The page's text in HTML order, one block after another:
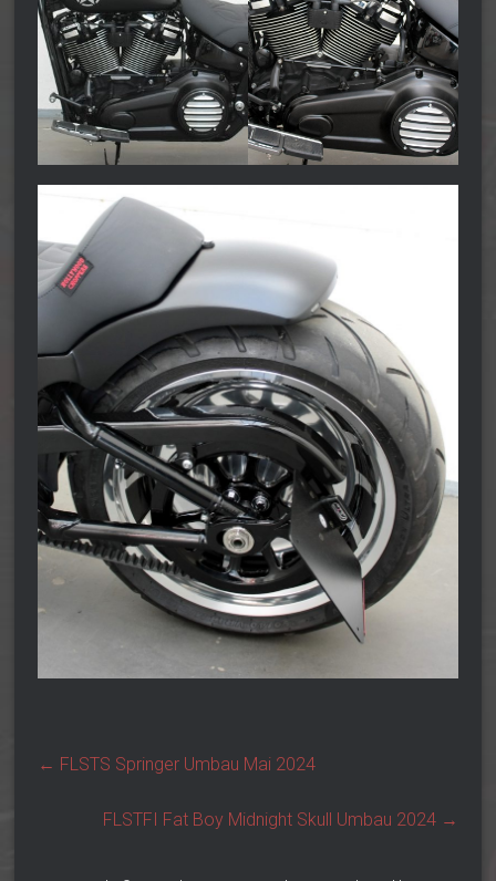
← FLSTS Springer Umbau Mai 2024
FLSTFI Fat Boy Midnight Skull Umbau 2024 →